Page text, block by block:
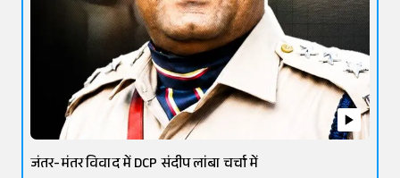
जंतर-मंतर विवाद में DCP संदीप लांबा चर्चा में